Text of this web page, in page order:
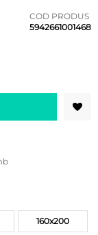
COD PRODUS
5942661001468
160x200